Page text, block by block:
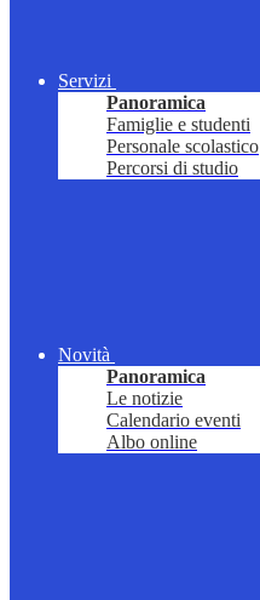
Servizi
Panoramica
Famiglie e studenti
Personale scolastico
Percorsi di studio
Novità
Panoramica
Le notizie
Calendario eventi
Albo online